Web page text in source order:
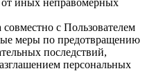
с Пользователем
меры по предотвращению
последствий,
персональных